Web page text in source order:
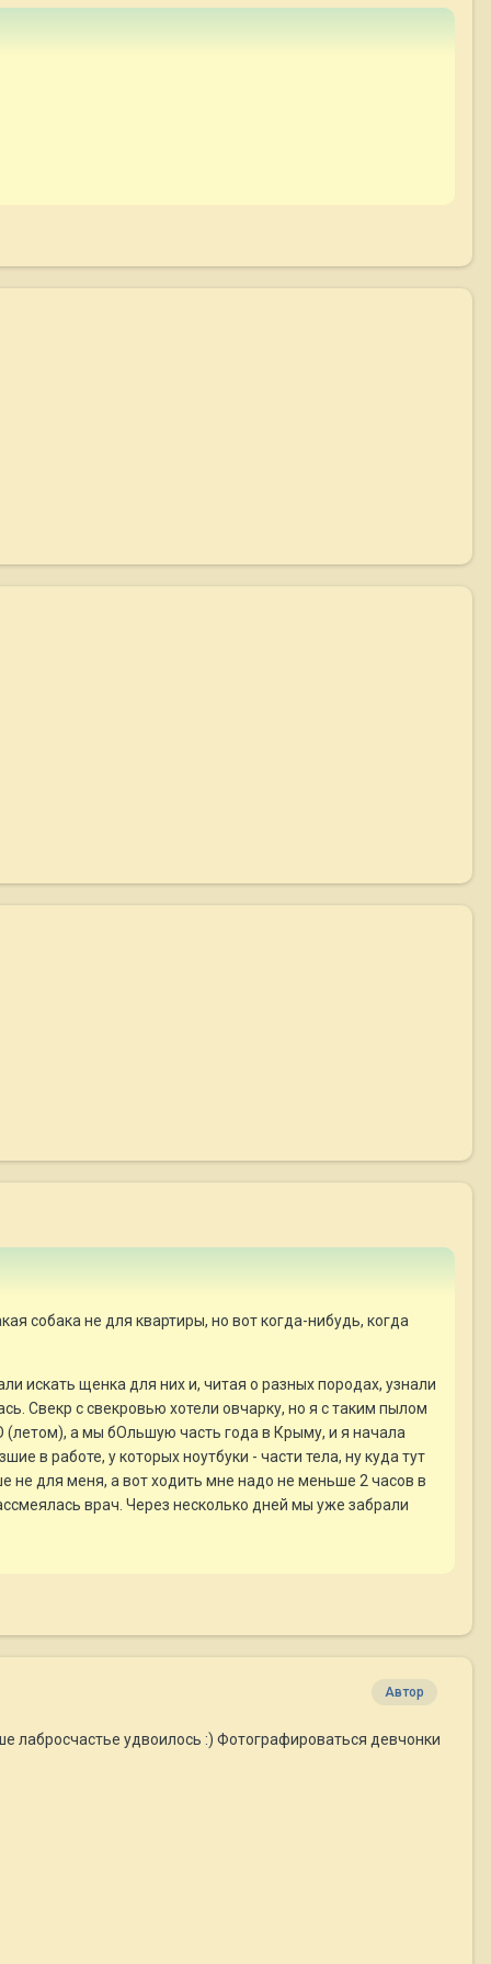
собака не для квартиры, но вот когда-нибудь, когда
искать щенка для них и, читая о разных породах, узнали
Свекр с свекровью хотели овчарку, но я с таким пылом
(летом), а мы бОльшую часть года в Крыму, и я начала
в работе, у которых ноутбуки - части тела, ну куда тут
не для меня, а вот ходить мне надо не меньше 2 часов в
врач. Через несколько дней мы уже забрали
Автор
лабросчастье удвоилось :) Фотографироваться девчонки